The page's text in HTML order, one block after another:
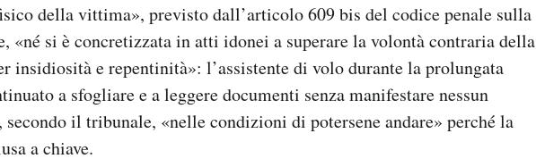
della vittima», previsto dall’articolo 609 bis del codice penale sulla
«né si è concretizzata in atti idonei a superare la volontà contraria della
insidiosità e repentinità»: l’assistente di volo durante la prolungata
a sfogliare e a leggere documenti senza manifestare nessun
secondo il tribunale, «nelle condizioni di potersene andare» perché la
a chiave.